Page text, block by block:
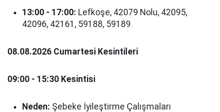
13:00 - 17:00: Lefkoşe, 42079 Nolu, 42095,
42096, 42161, 59188, 59189
08.08.2026 Cumartesi Kesintileri
09:00 - 15:30 Kesintisi
Neden: Şebeke İyileştirme Çalışmaları